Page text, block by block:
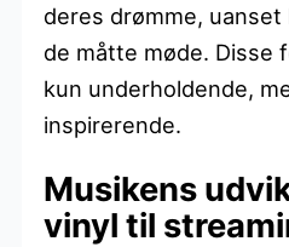
deres drømme,
de måtte møde.
kun underholdende,
inspirerende.
Musikens
vinyl til